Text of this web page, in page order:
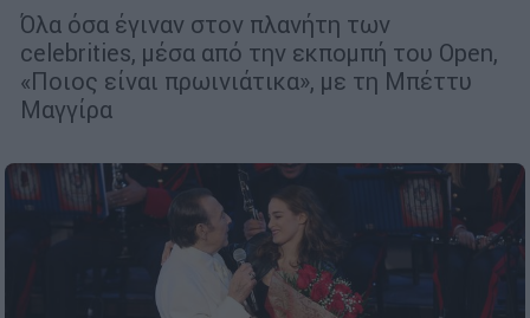
Όλα όσα έγιναν στον πλανήτη των
celebrities, μέσα από την εκπομπή του Open,
«Ποιος είναι πρωινιάτικα», με τη Μπέττυ
Μαγγίρα